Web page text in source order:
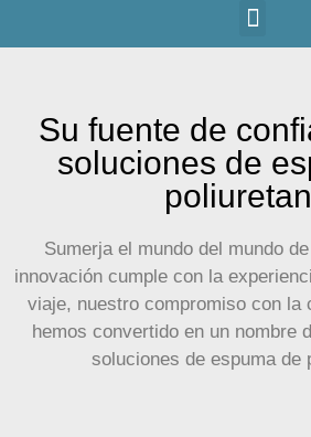
Su fuente de
soluciones de
Sumerja el mundo del mundo
innovación cumple con la
viaje, nuestro compromiso con la
hemos convertido en un nombre
soluciones de espuma de